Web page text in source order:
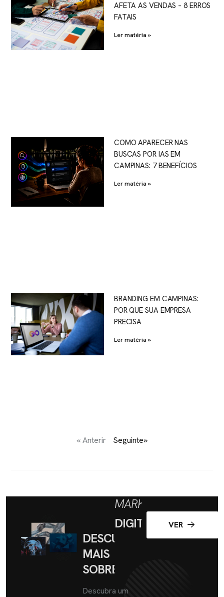
AFETA AS VENDAS – 8 ERROS
FATAIS
Ler matéria »
COMO APARECER NAS
BUSCAS POR IAS EM
CAMPINAS: 7 BENEFÍCIOS
Ler matéria »
BRANDING EM CAMPINAS:
POR QUE SUA EMPRESA
PRECISA
Ler matéria »
« Anterir Seguinte»
DESCUBRA
MAIS
SOBRE
MARKETING
DIGITAL
Descubra um
VER